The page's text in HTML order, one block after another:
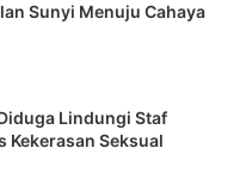
Sunyi Menuju Cahaya
Lindungi Staf
Kekerasan Seksual